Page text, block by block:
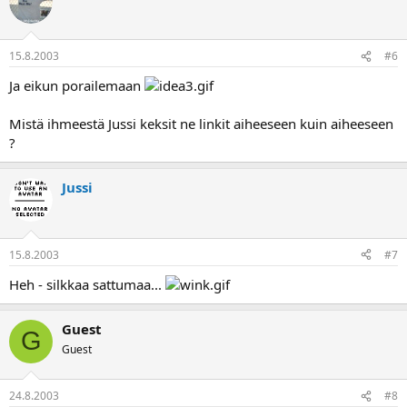
15.8.2003 #6
Ja eikun porailemaan
Mistä ihmeestä Jussi keksit ne linkit aiheeseen kuin aiheeseen
?
Jussi
15.8.2003 #7
Heh - silkkaa sattumaa...
G Guest
Guest
24.8.2003 #8